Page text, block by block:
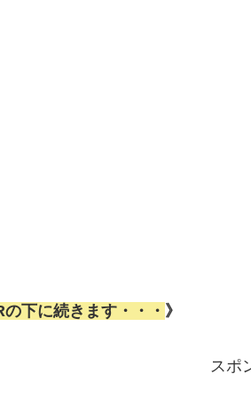
下に続きます・・・ 》
スポ